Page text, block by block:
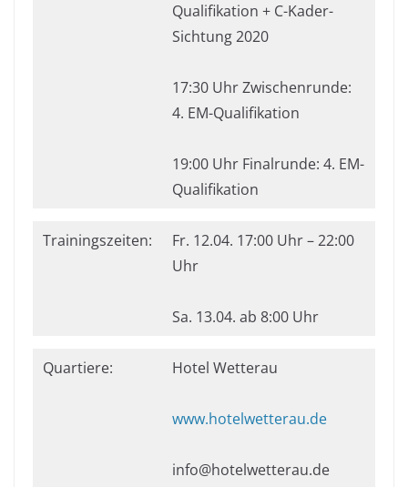
Qualifikation + C-Kader-
Sichtung 2020
17:30 Uhr Zwischenrunde:
4. EM-Qualifikation
19:00 Uhr Finalrunde: 4. EM-
Qualifikation
Trainingszeiten:
Fr. 12.04. 17:00 Uhr – 22:00
Uhr
Sa. 13.04. ab 8:00 Uhr
Quartiere: Hotel Wetterau
www.hotelwetterau.de
info@hotelwetterau.de